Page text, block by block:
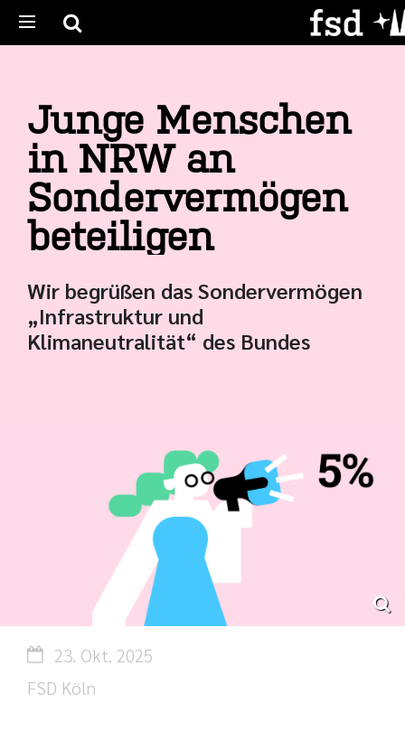
Junge Menschen
in NRW an
Sondervermögen
beteiligen
Wir begrüßen das Sondervermögen
„Infrastruktur und
Klimaneutralität“ des Bundes
Datum:23. Okt. 2025
Von:
FSD Köln